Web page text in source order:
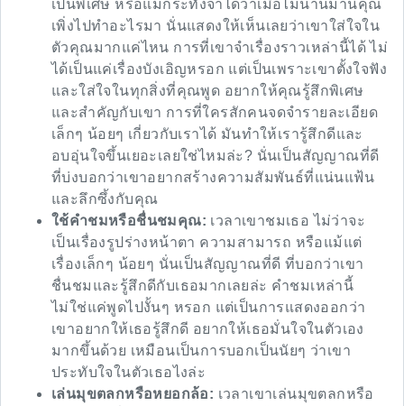
เป็นพิเศษ หรือแม้กระทั่งจำได้ว่าเมื่อไม่นานมานี้คุณ
เพิ่งไปทำอะไรมา นั่นแสดงให้เห็นเลยว่าเขาใส่ใจใน
ตัวคุณมากแค่ไหน การที่เขาจำเรื่องราวเหล่านี้ได้ ไม่
ได้เป็นแค่เรื่องบังเอิญหรอก แต่เป็นเพราะเขาตั้งใจฟัง
และใส่ใจในทุกสิ่งที่คุณพูด อยากให้คุณรู้สึกพิเศษ
และสำคัญกับเขา การที่ใครสักคนจดจำรายละเอียด
เล็กๆ น้อยๆ เกี่ยวกับเราได้ มันทำให้เรารู้สึกดีและ
อบอุ่นใจขึ้นเยอะเลยใช่ไหมล่ะ? นั่นเป็นสัญญาณที่ดี
ที่บ่งบอกว่าเขาอยากสร้างความสัมพันธ์ที่แน่นแฟ้น
และลึกซึ้งกับคุณ
ใช้คำชมหรือชื่นชมคุณ: เวลาเขาชมเธอ ไม่ว่าจะ
เป็นเรื่องรูปร่างหน้าตา ความสามารถ หรือแม้แต่
เรื่องเล็กๆ น้อยๆ นั่นเป็นสัญญาณที่ดี ที่บอกว่าเขา
ชื่นชมและรู้สึกดีกับเธอมากเลยล่ะ คำชมเหล่านี้
ไม่ใช่แค่พูดไปงั้นๆ หรอก แต่เป็นการแสดงออกว่า
เขาอยากให้เธอรู้สึกดี อยากให้เธอมั่นใจในตัวเอง
มากขึ้นด้วย เหมือนเป็นการบอกเป็นนัยๆ ว่าเขา
ประทับใจในตัวเธอไงล่ะ
เล่นมุขตลกหรือหยอกล้อ: เวลาเขาเล่นมุขตลกหรือ